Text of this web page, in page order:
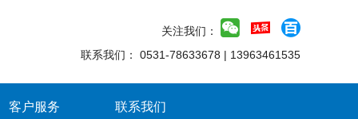
关注我们：
联系我们：
0531-78633678 | 13963461535
客户服务 联系我们